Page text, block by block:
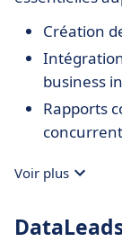
Création
business
Rapports
Voir plus